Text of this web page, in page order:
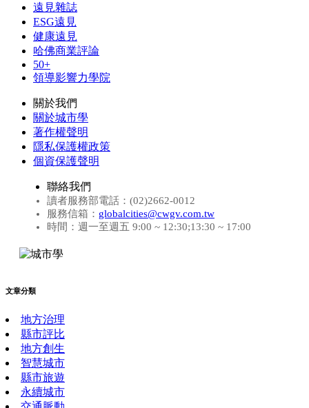
遠見雜誌
ESG遠見
健康遠見
哈佛商業評論
50+
領導影響力學院
關於我們
關於城市學
著作權聲明
隱私保護權政策
個資保護聲明
聯絡我們
讀者服務部電話：(02)2662-0012
服務信箱： globalcities@cwgv.com.tw
時間：週一至週五 9:00 ~ 12:30;13:30 ~ 17:00
文章分類
地方治理
縣市評比
地方創生
智慧城市
縣市旅遊
永續城市